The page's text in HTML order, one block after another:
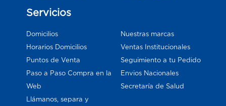
Servicios
Domicilios
Horarios Domicilios
Puntos de Venta
Paso a Paso Compra en la
Web
Llámanos, separa y
Nuestras marcas
Ventas Institucionales
Seguimiento a tu Pedido
Envios Nacionales
Secretaría de Salud